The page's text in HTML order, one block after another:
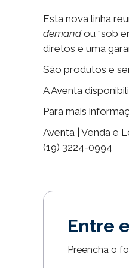
Esta nova linha
demandou “sob
diretos e uma
São produtos e
A Aventa
Para mais
Aventa | Venda e
(19) 3224-0994
Entre
Preencha o